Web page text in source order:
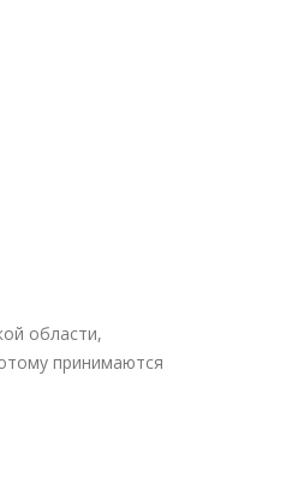
области,
принимаются